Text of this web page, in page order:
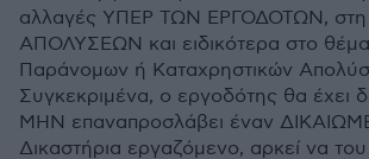
αλλαγές ΥΠΕΡ ΤΩΝ ΕΡΓΟΔΟΤΩΝ, στη
ΑΠΟΛΥΣΕΩΝ και ειδικότερα στο
Παράνομων ή Καταχρηστικών
Συγκεκριμένα, ο εργοδότης θα έχει
ΜΗΝ επαναπροσλάβει έναν
Δικαστήρια εργαζόμενο, αρκεί να